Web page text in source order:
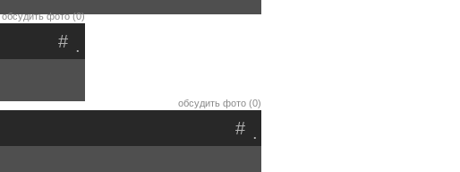
обсудить фото (0)
.
#
обсудить фото (0)
.
#